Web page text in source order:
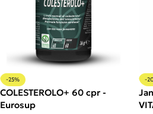
-25%
COLESTEROLO+ 60 cpr -
Eurosup
-